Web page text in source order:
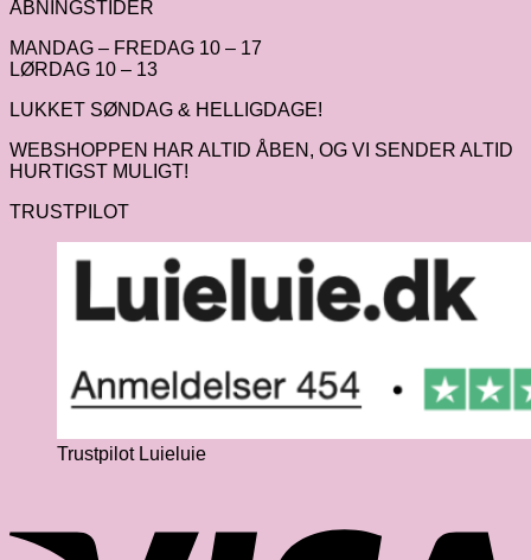
ÅBNINGSTIDER
MANDAG – FREDAG 10 – 17
LØRDAG 10 – 13
LUKKET SØNDAG & HELLIGDAGE!
WEBSHOPPEN HAR ALTID ÅBEN, OG VI SENDER ALTID
HURTIGST MULIGT!
TRUSTPILOT
Trustpilot Luieluie